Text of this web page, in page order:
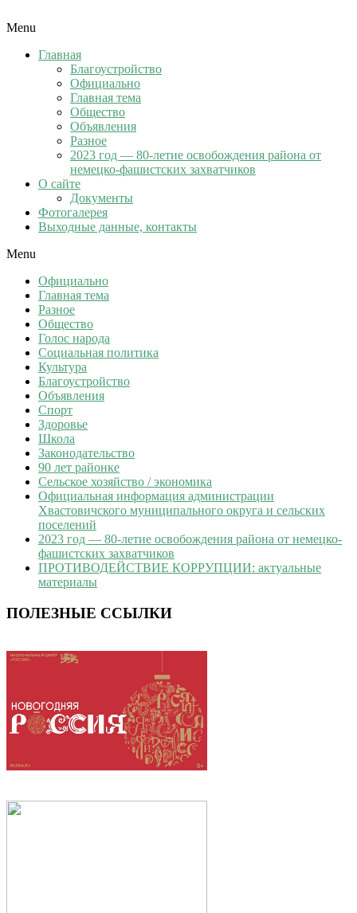
Menu
Главная
Благоустройство
Официально
Главная тема
Общество
Объявления
Разное
2023 год — 80-летие освобождения района от
немецко-фашистских захватчиков
О сайте
Документы
Фотогалерея
Выходные данные, контакты
Menu
Официально
Главная тема
Разное
Общество
Голос народа
Социальная политика
Культура
Благоустройство
Объявления
Спорт
Здоровье
Школа
Законодательство
90 лет районке
Сельское хозяйство / экономика
Официальная информация администрации
Хвастовичского муниципального округа и сельских
поселений
2023 год — 80-летие освобождения района от немецко-
фашистских захватчиков
ПРОТИВОДЕЙСТВИЕ КОРРУПЦИИ: актуальные
материалы
ПОЛЕЗНЫЕ ССЫЛКИ